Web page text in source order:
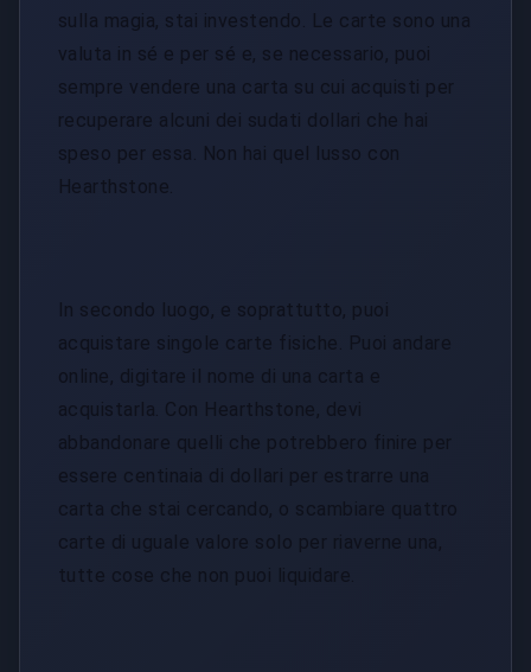
sulla magia, stai investendo. Le carte sono una
valuta in sé e per sé e, se necessario, puoi
sempre vendere una carta su cui acquisti per
recuperare alcuni dei sudati dollari che hai
speso per essa. Non hai quel lusso con
Hearthstone.
In secondo luogo, e soprattutto, puoi
acquistare singole carte fisiche. Puoi andare
online, digitare il nome di una carta e
acquistarla. Con Hearthstone, devi
abbandonare quelli che potrebbero finire per
essere centinaia di dollari per estrarre una
carta che stai cercando, o scambiare quattro
carte di uguale valore solo per riaverne una,
tutte cose che non puoi liquidare.